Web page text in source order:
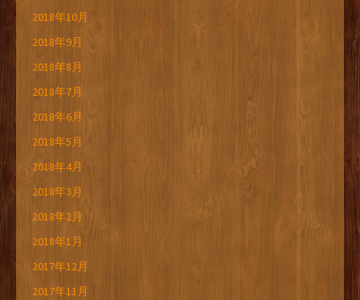
2018年10月
2018年9月
2018年8月
2018年7月
2018年6月
2018年5月
2018年4月
2018年3月
2018年2月
2018年1月
2017年12月
2017年11月